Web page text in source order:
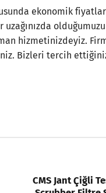
ekonomik
hizmetinizdeyiz.
Bizleri tercih
CMS Jant Çiğli